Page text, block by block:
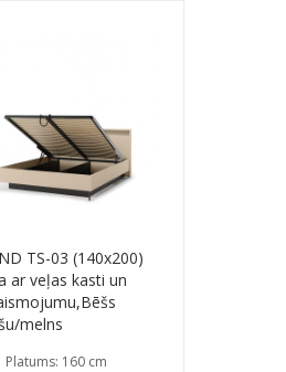
TS-03 (140x200)
ar veļas kasti un
melns
Platums: 160 cm